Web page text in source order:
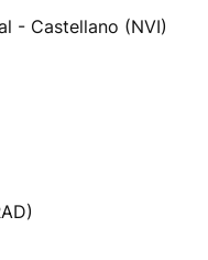
- Castellano (NVI)